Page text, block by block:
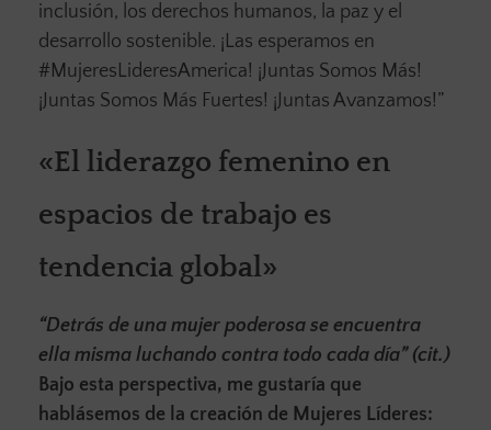
inclusión, los derechos humanos, la paz y el
desarrollo sostenible. ¡Las esperamos en
#MujeresLideresAmerica! ¡Juntas Somos Más!
¡Juntas Somos Más Fuertes! ¡Juntas Avanzamos!”
«El liderazgo femenino en
espacios de trabajo es
tendencia global»
“Detrás de una mujer poderosa se encuentra
ella misma luchando contra todo cada día” (cit.)
Bajo esta perspectiva, me gustaría que
hablásemos de la creación de Mujeres Líderes: